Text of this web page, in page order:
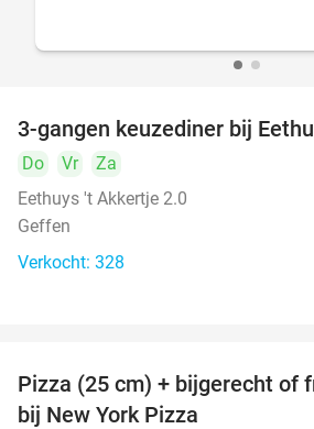
3-gangen keuzediner bij
Do Vr
Za
Eethuys 't Akkertje 2.0
Geffen
Verkocht: 328
Pizza (25 cm) + bijgerecht of
bij New York Pizza